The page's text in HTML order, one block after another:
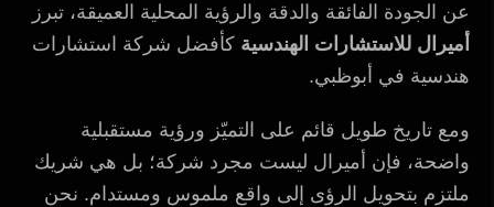
عن الجودة الفائقة والدقة والرؤية المحلية العميقة، تبرز
أميرال للاستشارات الهندسية كأفضل شركة استشارات
هندسية في أبوظبي.
ومع تاريخ طويل قائم على التميّز ورؤية مستقبلية
واضحة، فإن أميرال ليست مجرد شركة؛ بل هي شريك
ملتزم بتحويل الرؤى إلى واقع ملموس ومستدام. نحن